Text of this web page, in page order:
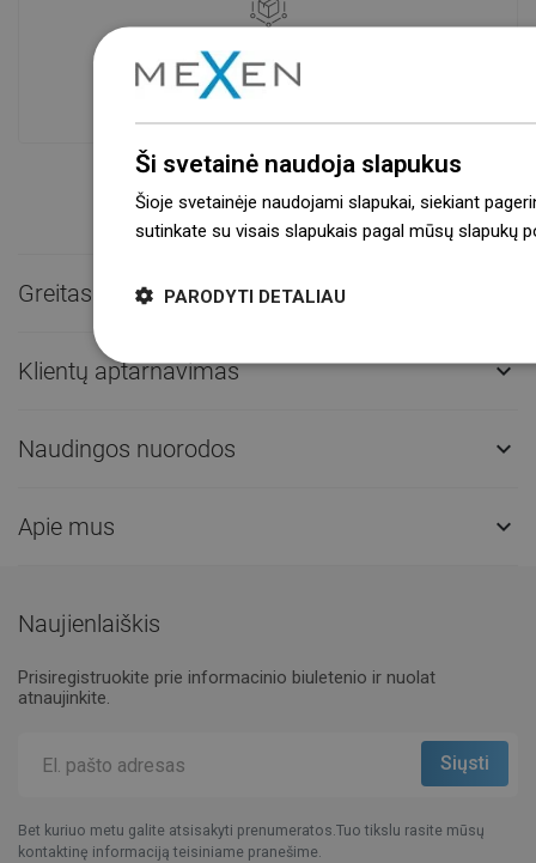
Mūsų produktai jūsų laukia moderniame
sandėlyje.Visada pasirengusi išsiųsti!
Greitas kontaktas
Klientų aptarnavimas 
Naudingos nuorodos 
Apie mus 
Naujienlaiškis
Prisiregistruokite prie informacinio biuletenio ir nuolat
atnaujinkite.
Bet kuriuo metu galite atsisakyti prenumeratos.Tuo tikslu rasite mūsų
kontaktinę informaciją teisiniame pranešime.
Ši svetainė naudoja slapukus
Šioje svetainėje naudojami slapukai, siekiant
sutinkate su visais slapukais pagal mūsų slapukų
PARODYTI DETALIAU